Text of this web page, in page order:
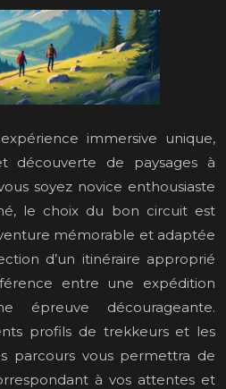
immersive unique,
découverte de paysages à
soyez novice enthousiaste
le choix du bon circuit est
mémorable et adaptée
d’un itinéraire approprié
entre une expédition
épreuve décourageante.
profils de trekkeurs et les
parcours vous permettra de
à vos attentes et